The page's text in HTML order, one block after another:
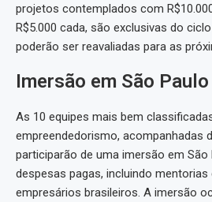
projetos contemplados com
R$5.000 cada, são exclusivas do
poderão ser reavaliadas para as
Imersão em São Paulo
As 10 equipes mais bem
empreendedorismo, acompanhadas
participarão de uma imersão em
despesas pagas, incluindo mentorias
empresários brasileiros. A imersão